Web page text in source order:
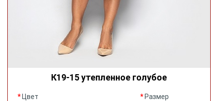
К19-15 утепленное голубое
Цвет Размер